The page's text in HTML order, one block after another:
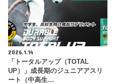
2026.1.14
「トータルアップ（TOTAL
UP）」成長期のジュニアアスリ
ート（中高生…